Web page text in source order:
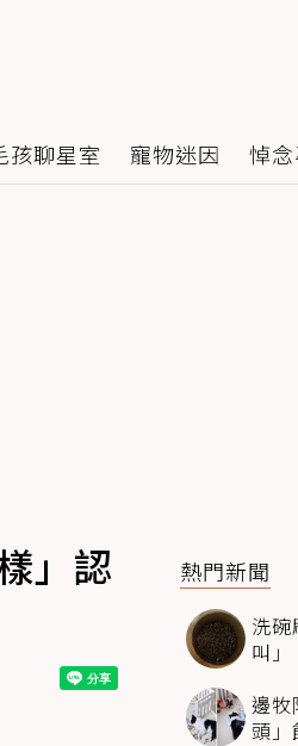
孩聊星室 寵物迷因 悼
」認
熱門新聞
洗
叫
邊牧
頭